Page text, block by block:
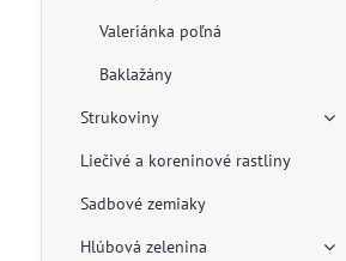
Valeriánka poľná
Baklažány
Strukoviny
Liečivé a koreninové rastliny
Sadbové zemiaky
Hlúbová zelenina